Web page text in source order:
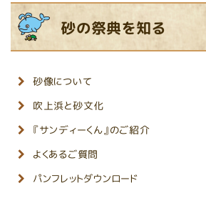
砂の祭典を知る
砂像について
吹上浜と砂文化
『サンディーくん』のご紹介
よくあるご質問
パンフレットダウンロード